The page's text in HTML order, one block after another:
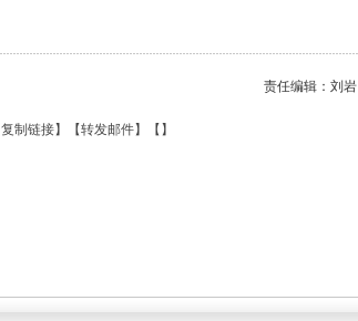
责任编辑：刘岩
复制链接】【转发邮件】【 】